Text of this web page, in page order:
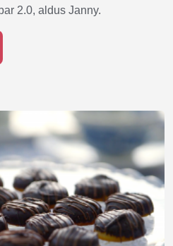
2.0, aldus Janny.